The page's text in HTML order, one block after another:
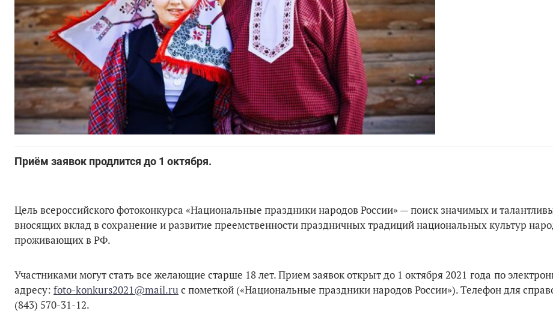
Приём заявок продлится до 1 октября.
Цель всероссийского фотоконкурса «Национальные праздники народов России» — поиск значимых и
вносящих вклад в сохранение и развитие преемственности праздничных традиций национальных культур
проживающих в РФ.
Участниками могут стать все желающие старше 18 лет. Прием заявок открыт до 1 октября 2021 года по
адресу: foto-konkurs2021@mail.ruс пометкой («Национальные праздники народов России»). Телефон для
(843) 570-31-12.